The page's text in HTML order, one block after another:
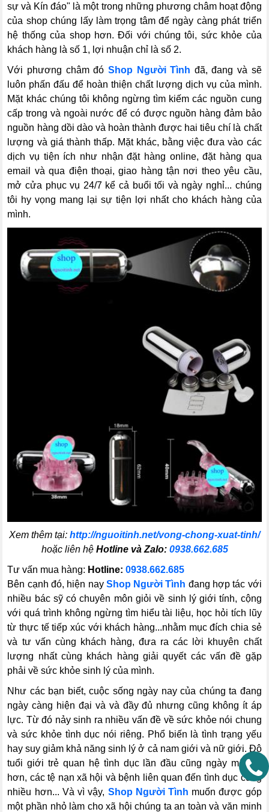
sự và Kín đáo" là một trong những phương châm hoạt động
của shop chúng lấy làm trọng tâm để ngày càng phát triển
hệ thống của shop hơn. Đối với chúng tôi, sức khỏe của
khách hàng là số 1, lợi nhuận chỉ là số 2.
Với phương châm đó Shop Người Tình đã, đang và sẽ
luôn phấn đấu để hoàn thiện chất lượng dịch vụ của mình.
Mặt khác chúng tôi không ngừng tìm kiếm các nguồn cung
cấp trong và ngoài nước để có được nguồn hàng đảm bảo
nguồn hàng dồi dào và hoàn thành được hai tiêu chí là chất
lượng và giá thành thấp. Mặt khác, bằng việc đưa vào các
dịch vụ tiện ích như nhận đặt hàng online, đặt hàng qua
email và qua điện thoại, giao hàng tận nơi theo yêu cầu,
mở cửa phục vụ 24/7 kể cả buổi tối và ngày nghỉ... chúng
tôi hy vọng mang lại sự tiện lợi nhất cho khách hàng của
mình.
Xem thêm tại: http://nguoitinh.net/vong-chong-xuat-tinh/
hoặc liên hệ Hotline và Zalo: 0938.662.685
Tư vấn mua hàng: Hotline: 0938.662.685
Bên cạnh đó, hiện nay Shop Người Tình đang hợp tác với
nhiều bác sỹ có chuyên môn giỏi về sinh lý giới tính, cộng
với quá trình không ngừng tìm hiểu tài liệu, học hỏi tích lũy
từ thực tế tiếp xúc với khách hàng...nhằm mục đích chia sẻ
và tư vấn cùng khách hàng, đưa ra các lời khuyên chất
lượng nhất cùng khách hàng giải quyết các vấn đề gặp
phải về sức khỏe sinh lý của mình.
Như các bạn biết, cuộc sống ngày nay của chúng ta đang
ngày càng hiện đại và và đầy đủ nhưng cũng không ít áp
lực. Từ đó nảy sinh ra nhiều vấn đề về sức khỏe nói chung
và sức khỏe tình dục nói riêng. Phổ biến là tình trạng yếu
hay suy giảm khả năng sinh lý ở cả nam giới và nữ giới. Độ
tuổi giới trẻ quan hệ tình dục lần đầu cũng ngày một trẻ
hơn, các tệ nạn xã hội và bệnh liên quan đến tình dục cũng
nhiều hơn... Và vì vậy, Shop Người Tình muốn được góp
một phần nhỏ làm cho xã hội chúng ta an toàn và văn minh